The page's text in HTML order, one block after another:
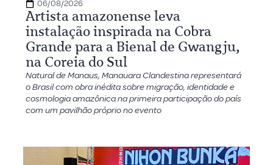
06/08/2026
Artista amazonense leva
instalação inspirada na Cobra
Grande para a Bienal de Gwangju,
na Coreia do Sul
Natural de Manaus, Manauara Clandestina representará
o Brasil com obra inédita sobre migração, identidade e
cosmologia amazônica na primeira participação do país
com um pavilhão próprio no evento